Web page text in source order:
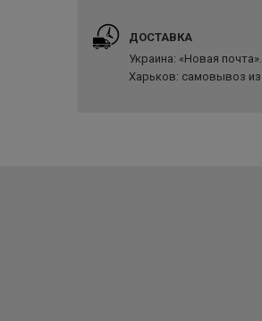
ДОСТАВКА
Украина: «Новая почта».
Харьков: самовывоз из